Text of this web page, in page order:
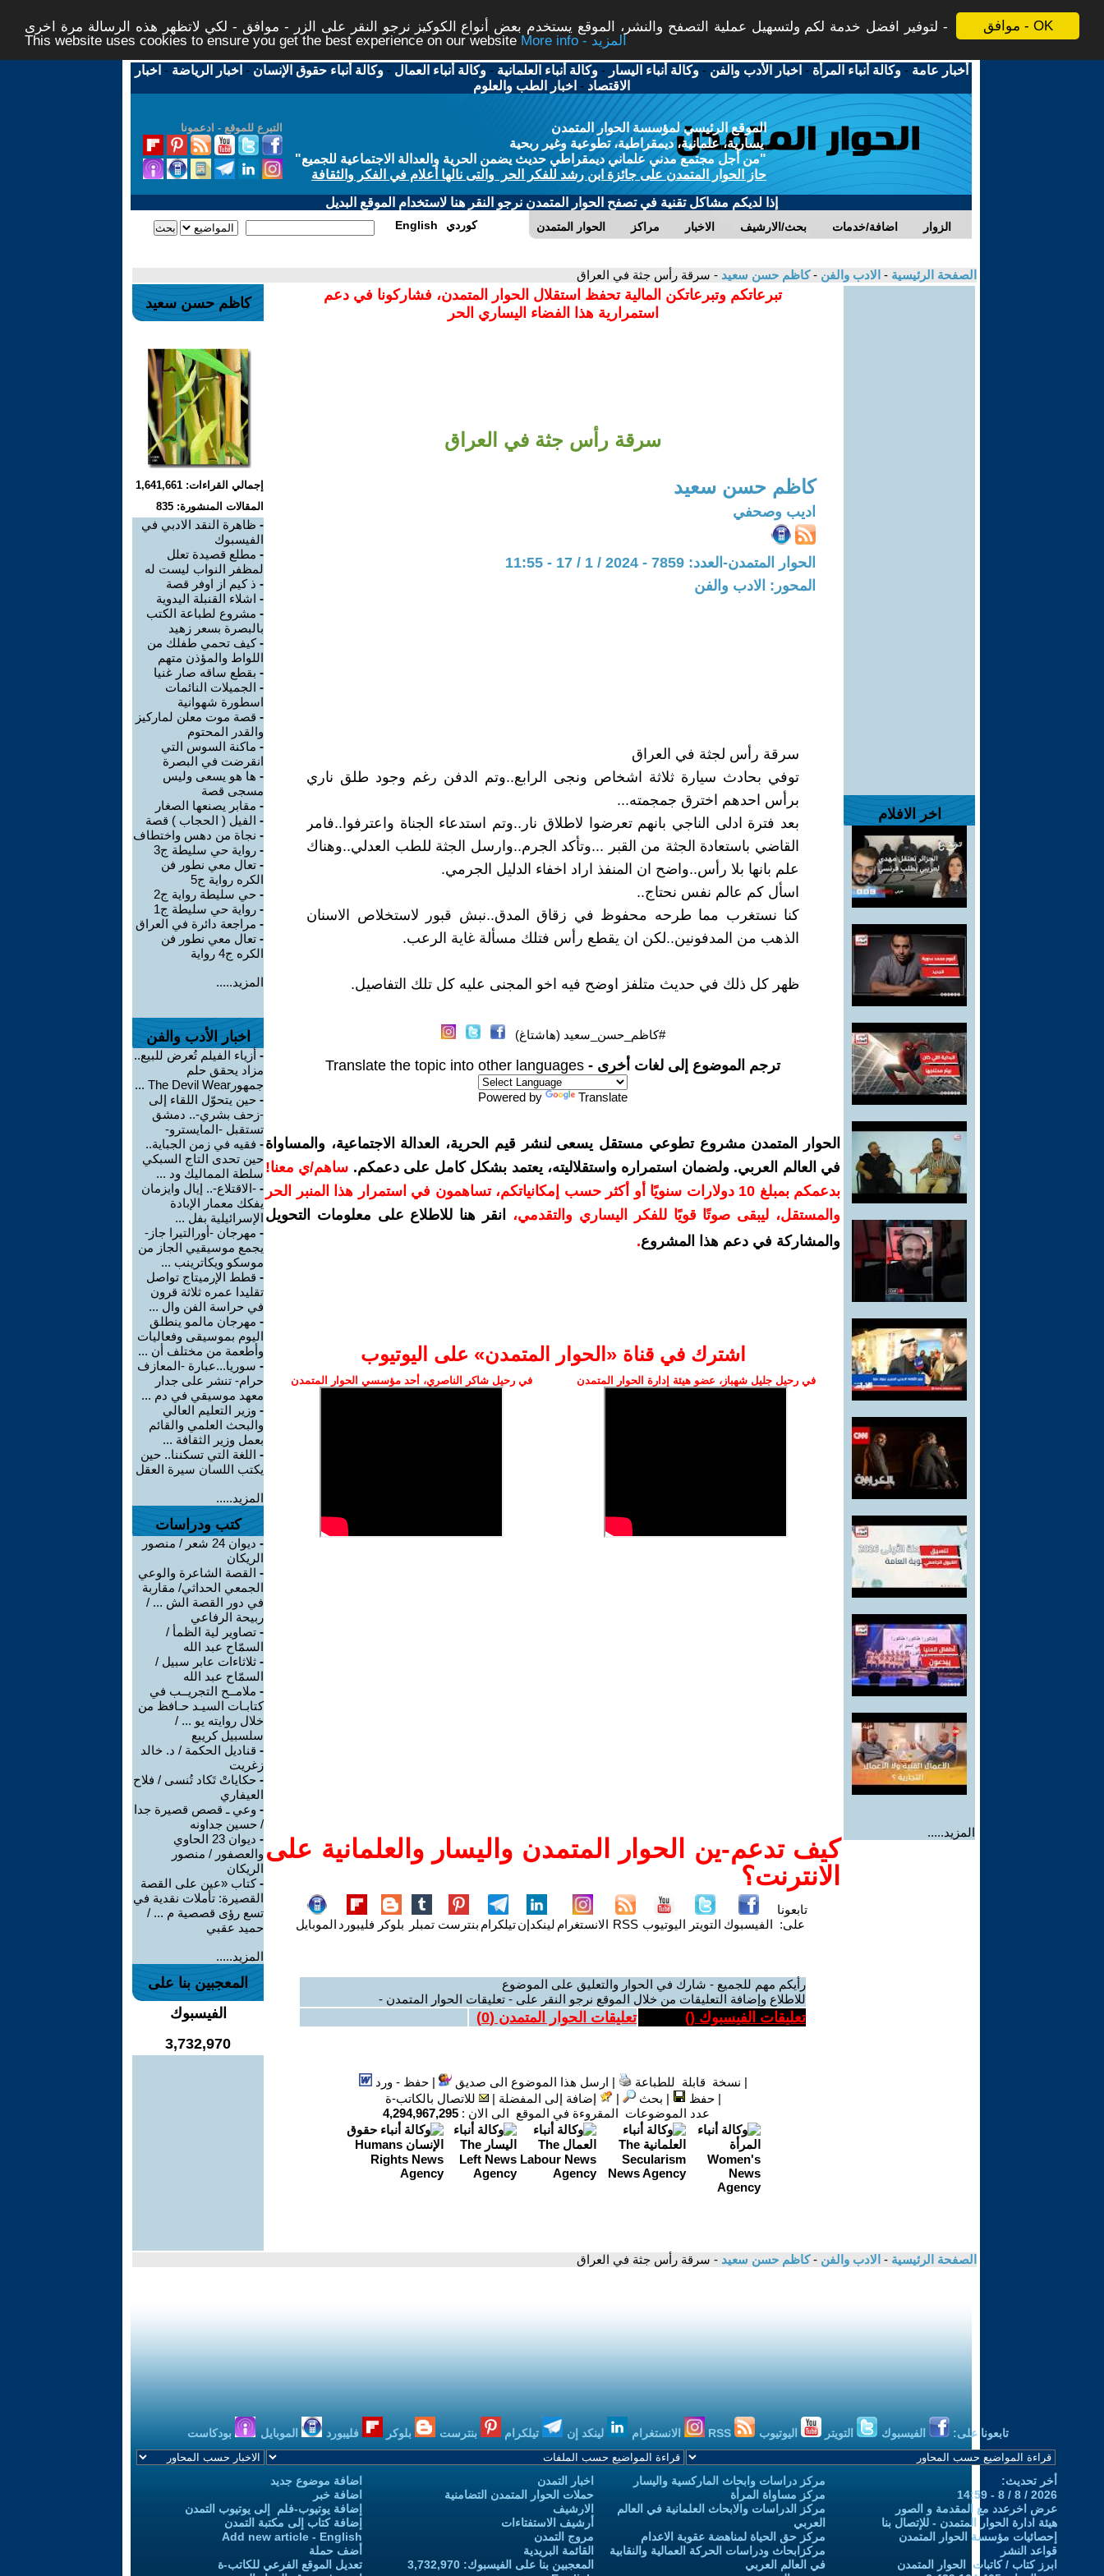
موافق - OK
لتوفير افضل خدمة لكم ولتسهيل عملية التصفح والنشر، الموقع يستخدم بعض أنواع الكوكيز نرجو النقر على الزر - موافق - لكي لاتظهر هذه الرسالة مرة اخرى -
This website uses cookies to ensure you get the best experience on our website
More info - المزيد
أخبار عامة -وكالة أنباء المرأة - اخبار الأدب والفن -وكالة أنباء اليسار -وكالة أنباء العلمانية -وكالة أنباء العمال -وكالة أنباء حقوق الإنسان - اخبار الرياضة - اخبار
الاقتصاد - اخبار الطب والعلوم
التبرع للموقع - ادعمونا
الموقع الرئيسي لمؤسسة الحوار المتمدن
يسارية، علمانية، ديمقراطية، تطوعية وغير ربحية
"من أجل مجتمع مدني علماني ديمقراطي حديث يضمن الحرية والعدالة الاجتماعية للجميع"
حاز الحوار المتمدن على جائزة ابن رشد للفكر الحر والتى نالها أعلام في الفكر والثقافة
إذا لديكم مشاكل تقنية في تصفح الحوار المتمدن نرجو النقر هنا لاستخدام الموقع البديل
الحوار المتمدن مراكز الاخبار بحث/الارشيف اضافة/خدمات الزوار English كوردي
الصفحة الرئيسية - الادب والفن -كاظم حسن سعيد - سرقة رأس جثة في العراق
اخر الافلام
المزيد.....
تبرعاتكم وتبرعاتكن المالية تحفظ استقلال الحوار المتمدن، فشاركونا في دعم
استمرارية هذا الفضاء اليساري الحر
سرقة رأس جثة في العراق
كاظم حسن سعيد
اديب وصحفي
الحوار المتمدن-العدد: 7859 - 2024 / 1 / 17 - 11:55
المحور: الادب والفن
سرقة رأس لجثة في العراق
توفي بحادث سيارة ثلاثة اشخاص ونجى الرابع..وتم الدفن رغم وجود طلق ناري
برأس احدهم اخترق جمجمته...
بعد فترة ادلى الناجي بانهم تعرضوا لاطلاق نار..وتم استدعاء الجناة واعترفوا..فامر
القاضي باستعادة الجثة من القبر ...وتأكد الجرم..وارسل الجثة للطب العدلي..وهناك
علم بانها بلا رأس..واضح ان المنفذ اراد اخفاء الدليل الجرمي.
اسأل كم عالم نفس نحتاج..
كنا نستغرب مما طرحه محفوظ في زقاق المدق..نبش قبور لاستخلاص الاسنان
الذهب من المدفونين..لكن ان يقطع رأس فتلك مسألة غاية الرعب.
ظهر كل ذلك في حديث متلفز اوضح فيه اخو المجنى عليه كل تلك التفاصيل.
#كاظم_حسن_سعيد (هاشتاغ)
ترجم الموضوع إلى لغات أخرى - Translate the topic into other languages
Powered by Translate
الحوار المتمدن مشروع تطوعي مستقل يسعى لنشر قيم الحرية، العدالة الاجتماعية، والمساواة
في العالم العربي. ولضمان استمراره واستقلاليته، يعتمد بشكل كامل على دعمكم. ساهم/ي معنا!
بدعمكم بمبلغ 10 دولارات سنويًا أو أكثر حسب إمكانياتكم، تساهمون في استمرار هذا المنبر الحر
والمستقل، ليبقى صوتًا قويًا للفكر اليساري والتقدمي،
انقر هنا للاطلاع على معلومات التحويل
والمشاركة في دعم هذا المشروع.
اشترك في قناة ‫«الحوار المتمدن» على اليوتيوب
في رحيل جليل شهباز، عضو هيئة إدارة الحوار المتمدن في رحيل شاكر الناصري، أحد مؤسسي الحوار المتمدن
كيف تدعم-ين الحوار المتمدن واليسار والعلمانية على
الانترنت؟
تابعونا
على: الفيسبوك التويتر اليوتيوب RSS الانستغرام لينكدإنتيلكرام بنترست تمبلر بلوكر فليبورد الموبايل
رأيكم مهم للجميع - شارك في الحوار والتعليق على الموضوع
للاطلاع وإضافة التعليقات من خلال الموقع نرجو النقر على - تعليقات الحوار المتمدن -
تعليقات الفيسبوك () تعليقات الحوار المتمدن (0
)
| نسخة قابلة للطباعة | ارسل هذا الموضوع الى صديق |حفظ - ورد
|حفظ | بحث | إضافة إلى المفضلة |
للاتصال بالكاتب-ة
عدد الموضوعات المقروءة في الموقع الى الان : 4,294,967,295
كاظم حسن سعيد
إجمالي القراءات: 1,641,661
المقالات المنشورة: 835
- ظاهرة النقد الادبي في
الفيسبوك
- مطلع قصيدة تعلل
لمظفر النواب ليست له
- ذ كيم از اوفر قصة
- اشلاء القنبلة اليدوية
- مشروع لطباعة الكتب
بالبصرة بسعر زهيد
-كيف تحمي طفلك من
اللواط والمؤذن متهم
- بقطع ساقه صار غنيا
- الجميلات النائمات
اسطورة شهوانية
- قصة موت معلن لماركيز
والقدر المحتوم
- ماكنة السوس التي
انقرضت في البصرة
- ها هو يسعى وليس
مسجى قصة
- مقابر يصنعها الصغار
- الفيل ( الحجاب ) قصة
- نجاة من دهس واختطاف
- رواية حي سليطة ج3
- تعال معي نطور فن
الكره رواية ج5
- حي سليطة رواية ج2
- رواية حي سليطة ج1
- مراجعة دائرة في العراق
- تعال معي نطور فن
الكره ج4 رواية
المزيد.....
اخبار الأدب والفن
- أزياء الفيلم تُعرض للبيع..
مزاد يحقق حلم
جمهورThe Devil Wear ...
- حين يتحوّل اللقاء إلى
-زحف بشري-.. دمشق
تستقبل -المايسترو-
- فقيه في زمن الجباية..
حين تحدى التاج السبكي
سلطة المماليك ود ...
- -الاقتلاع-.. إيال وايزمان
يفكك معمار الإبادة
الإسرائيلية بفل ...
- مهرجان -أورالتيرا جاز-
يجمع موسيقيي الجاز من
موسكو ويكاترينب ...
- قطط الإرميتاج تواصل
تقليدا عمره ثلاثة قرون
في حراسة الفن وال ...
- مهرجان مالمو ينطلق
اليوم بموسيقى وفعاليات
وأطعمة من مختلف أن ...
- سوريا...عبارة -المعازف
حرام- تنشر على جدار
معهد موسيقي في دم ...
- وزير التعليم العالي
والبحث العلمي والقائم
بعمل وزير الثقافة ...
- اللغة التي تسكننا.. حين
يكتب اللسان سيرة العقل
المزيد.....
كتب ودراسات
-
ديوان 24 شعر / منصور
الريكان
- القصة الشاعرة والوعي
الجمعي الحداثي/ مقاربة
في دور القصة الش ... /
ربيحة الرفاعي
- تصاوير لية الظمأ /
السمّاح عبد الله
- ثلاثاءات عابر سبيل /
السمّاح عبد الله
- ملامــح التجريــب في
كتابـات السيـد حـافظ من
خلال روايته يو ... /
سلسبيل كريبع
- قناديل الحكمة / د. خالد
زغريت
- حكاياتْ تَكاد تُنسى / فلاح
العيفاري
- وعي ـ قصص قصيرة جدا
/ حسين جداونه
-
ديوان 23 الحاوي
والعصفور / منصور
الريكان
-كتاب «عين على القصة
القصيرة: تأملات نقدية في
تسع رؤى قصصية م ... /
حميد عقبي
المزيد.....
المعجبين بنا على
الفيسبوك
3,732,970
الصفحة الرئيسية - الادب والفن -كاظم حسن سعيد - سرقة رأس جثة في العراق
تابعونا على: الفيسبوك التويتر اليوتيوب الانستغرام لينكد إن تيلكرام بنترست بلوكر فليبورد الموبايل بودكاست
أخر تحديث:
2026 / 8 / 8 - 14:59
عرض اخرعدد مع المقدمة و الصور
هيئة ادارة الحوار المتمدن - للإتصال بنا
إحصائيات مؤسسة الحوار المتمدن
قواعد النشر
ابرز كتاب / كاتبات الحوار المتمدن
مركز دراسات وابحاث الماركسية واليسار
مركز مساواة المرأة
مركز الدراسات والابحاث العلمانية في العالم
العربي
مركز حق الحياة لمناهضة عقوبة الاعدام
مركزابحاث ودراسات الحركة العمالية والنقابية
في العالم العربي
اخبار التمدن
حملات الحوار المتمدن التضامنية
الارشيف
أرشيف الاستفتاءات
مروج التمدن
القائمة البريدية
المعجبين بنا على الفيسبوك: 3,732,970
اضافة موضوع جديد
اضافة خبر
إضافة يوتيوب-فلم إلى يوتيوب التمدن
إضافة كتاب إلى مكتبة التمدن
Add new article - English
أضف حملة
تعديل الموقع الفرعي للكاتب-ة